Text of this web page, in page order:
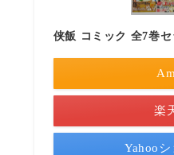
侠飯 コミック 全7巻セ
楽
Yahoo